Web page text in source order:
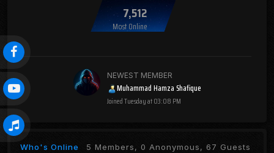
7,512
Most Online
NEWEST MEMBER
Muhammad Hamza Shafique
JoinedTuesday at 03:08 PM
Who's Online 5 Members, 0 Anonymous, 67 Guests